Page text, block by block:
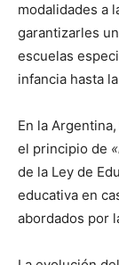
modalidades a
garantizarles
escuelas
infancia hasta
En la
el principio de
de la Ley de
educativa en
abordados por